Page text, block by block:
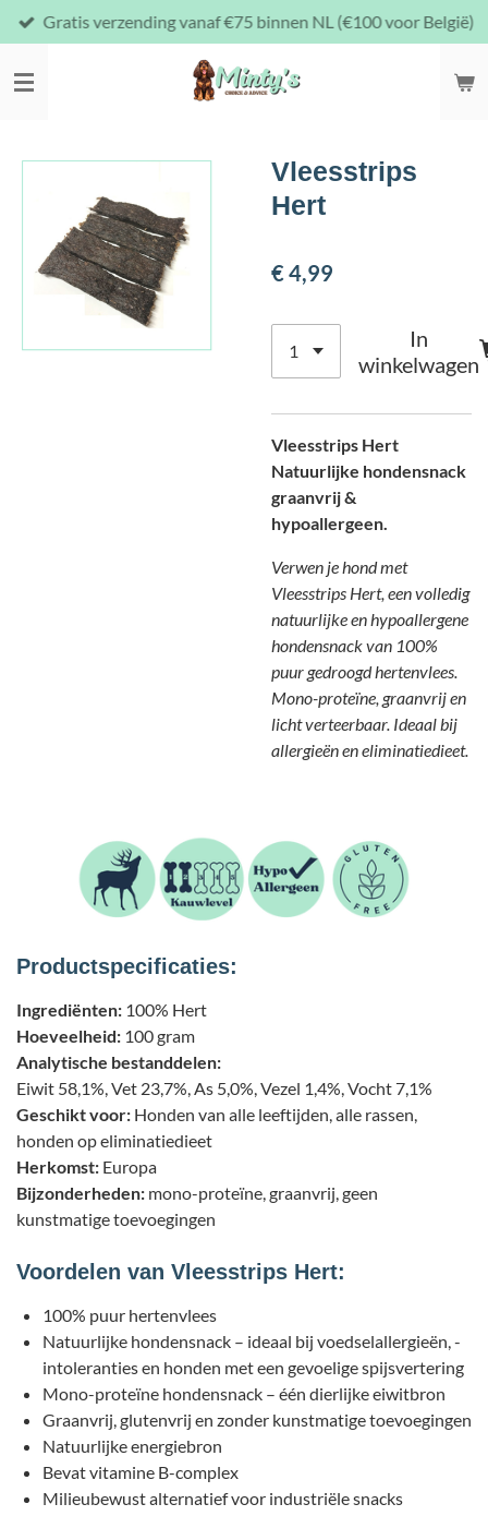
Ga
direct
naar
Gratis verzending vanaf €75 binnen NL (€100 voor België)
Vleesstrips
Hert
€ 4,99
In
winkelwagen
Vleesstrips Hert
Natuurlijke hondensnack
graanvrij &
hypoallergeen.
Verwen je hond met
Vleesstrips Hert, een volledig
natuurlijke en hypoallergene
hondensnack van 100%
puur gedroogd hertenvlees.
Mono-proteïne, graanvrij en
licht verteerbaar. Ideaal bij
allergieën en eliminatiedieet.
Productspecificaties:
Ingrediënten: 100% Hert
Hoeveelheid: 100 gram
Analytische bestanddelen:
Eiwit 58,1%, Vet 23,7%, As 5,0%, Vezel 1,4%, Vocht 7,1%
Geschikt voor: Honden van alle leeftijden, alle rassen,
honden op eliminatiedieet
Herkomst: Europa
Bijzonderheden: mono-proteïne, graanvrij, geen
kunstmatige toevoegingen
Voordelen van Vleesstrips Hert:
100% puur hertenvlees
Natuurlijke hondensnack – ideaal bij voedselallergieën, -
intoleranties en honden met een gevoelige spijsvertering
Mono-proteïne hondensnack – één dierlijke eiwitbron
Graanvrij, glutenvrij en zonder kunstmatige toevoegingen
Natuurlijke energiebron
Bevat vitamine B-complex
Milieubewust alternatief voor industriële snacks